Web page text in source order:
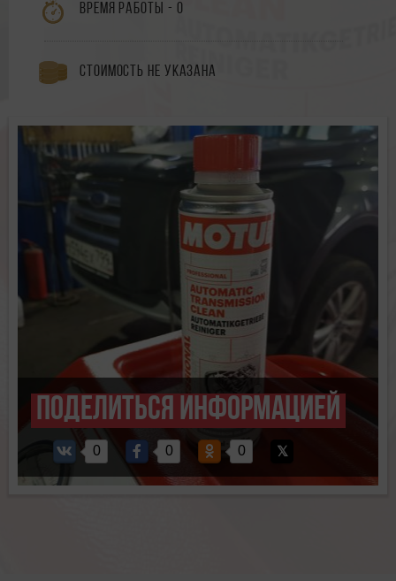
Время работы - 0
Стоимость не указана
Поделиться информацией
0 0 0